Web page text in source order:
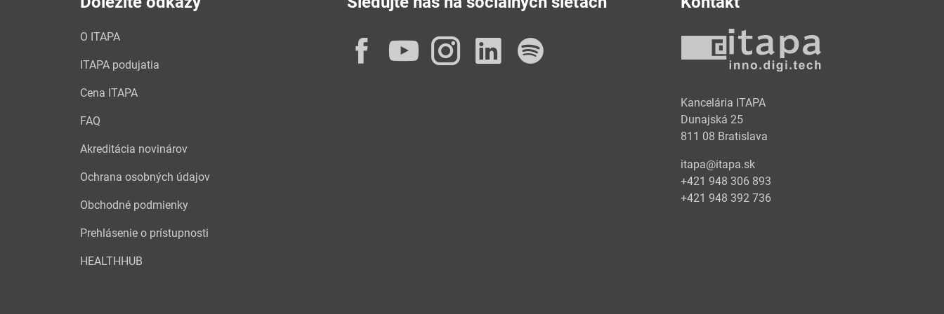
O ITAPA
ITAPA podujatia
Cena ITAPA
FAQ
Akreditácia novinárov
Ochrana osobných údajov
Obchodné podmienky
Prehlásenie o prístupnosti
HEALTHHUB
Facebook
YouTube
Instagram
LinkedIn
Kancelária ITAPA
Dunajská 25
811 08 Bratislava
itapa@itapa.sk
+421 948 306 893
+421 948 392 736